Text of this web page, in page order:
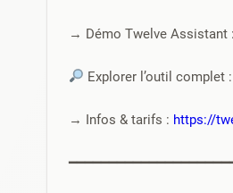
→ Démo Twelve Assistant :
Explorer l’outil complet :
→ Infos & tarifs : https://